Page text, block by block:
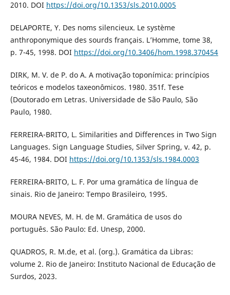
2010. DOI https://doi.org/10.1353/sls.2010.0005
DELAPORTE, Y. Des noms silencieux. Le système
anthroponymique des sourds français. L’Homme, tome 38,
p. 7-45, 1998. DOI https://doi.org/10.3406/hom.1998.370454
DIRK, M. V. de P. do A. A motivação toponímica: princípios
teóricos e modelos taxeonômicos. 1980. 351f. Tese
(Doutorado em Letras. Universidade de São Paulo, São
Paulo, 1980.
FERREIRA-BRITO, L. Similarities and Differences in Two Sign
Languages. Sign Language Studies, Silver Spring, v. 42, p.
45-46, 1984. DOI https://doi.org/10.1353/sls.1984.0003
FERREIRA-BRITO, L. F. Por uma gramática de língua de
sinais. Rio de Janeiro: Tempo Brasileiro, 1995.
MOURA NEVES, M. H. de M. Gramática de usos do
português. São Paulo: Ed. Unesp, 2000.
QUADROS, R. M.de, et al. (org.). Gramática da Libras:
volume 2. Rio de Janeiro: Instituto Nacional de Educação de
Surdos, 2023.